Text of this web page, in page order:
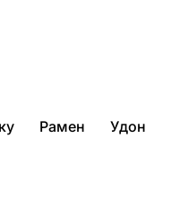
Рамен Удон